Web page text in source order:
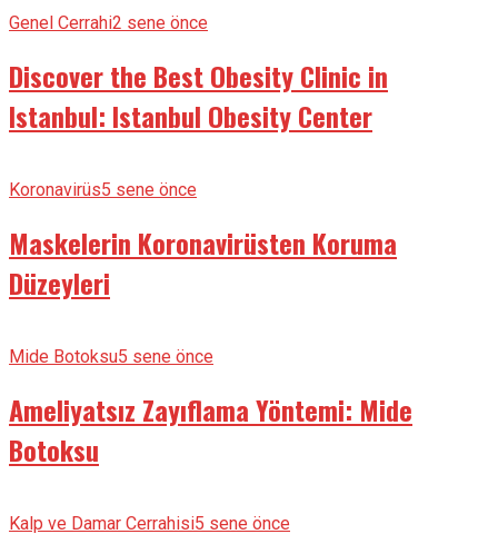
Genel Cerrahi2 sene önce
Discover the Best Obesity Clinic in
Istanbul: Istanbul Obesity Center
Koronavirüs5 sene önce
Maskelerin Koronavirüsten Koruma
Düzeyleri
Mide Botoksu5 sene önce
Ameliyatsız Zayıflama Yöntemi: Mide
Botoksu
Kalp ve Damar Cerrahisi5 sene önce